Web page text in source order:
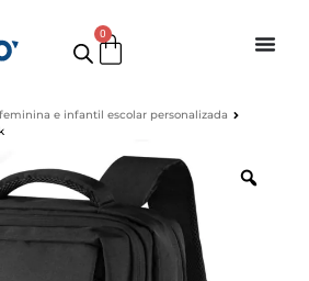
0
e infantil escolar personalizada